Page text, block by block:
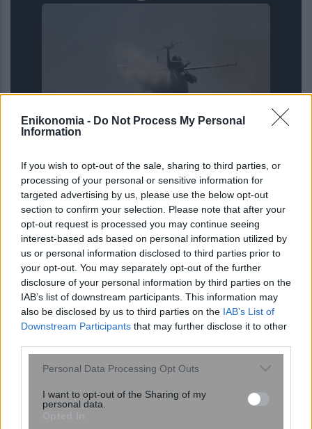
Enikonomia - Do Not Process My Personal
Information
If you wish to opt-out of the sale, sharing to third parties, or
processing of your personal or sensitive information for
targeted advertising by us, please use the below opt-out
section to confirm your selection. Please note that after your
opt-out request is processed you may continue seeing
interest-based ads based on personal information utilized by
us or personal information disclosed to third parties prior to
your opt-out. You may separately opt-out of the further
disclosure of your personal information by third parties on the
IAB’s list of downstream participants. This information may
also be disclosed by us to third parties on the IAB’s List of
Downstream Participants that may further disclose it to other
Please note that this website/app uses one or more Google
not limited to your visit or usage behaviour. You may click to
grant or deny consent to Google and its third-party tags to
Personal Data Processing Opt Outs
I want to opt-out of the Sharing of my
personal data.
Επιχειρούν εναέρια μέσα
Συγκινεί ο γιος του Αντώνη Σαμαρά –
Δημοσίευσε οικογενειακή
φωτογραφία για τον έναν χρόνο από